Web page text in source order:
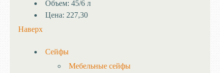
Объем: 45/6 л
Цена: 227,30
Наверх
Сейфы
Мебельные сейфы